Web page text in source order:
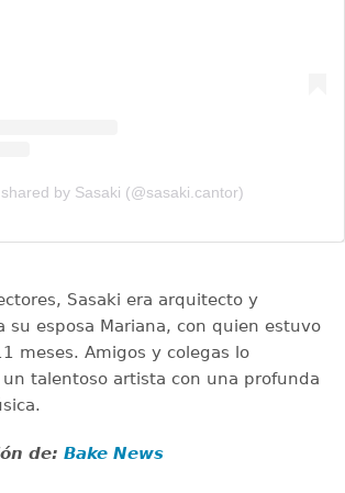
by Sasaki (@sasaki.cantor)
Sasaki era arquitecto y
su esposa Mariana, con quien estuvo
meses. Amigos y colegas lo
talentoso artista con una profunda
de: Bake News